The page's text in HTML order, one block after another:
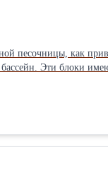
песочницы, как
Эти блоки
ребенка: 1 лет